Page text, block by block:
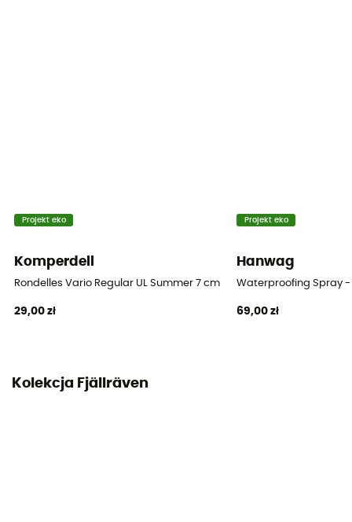
Projekt eko
Komperdell
Rondelles Vario Regular UL Summer 7 cm Blister
29,00 zł
Projekt eko
Hanwag
Waterproofing Spray
69,00 zł
Kolekcja Fjällräven